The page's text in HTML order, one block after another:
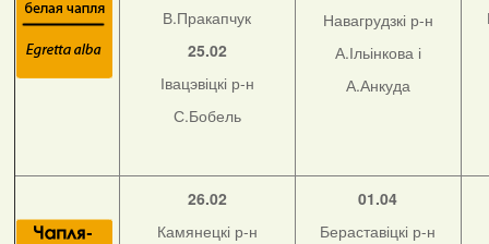
В.Пракапчук
25.02
Івацэвіцкі р-н
С.Бобель
Навагрудзкі р-н
А.Ільінкова і
А.Анкуда
26.02
Камянецкі р-н
01.04
Бераставіцкі р-н